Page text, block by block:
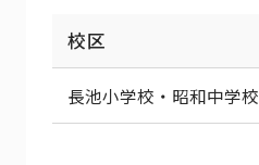
校区
長池小学校・昭和中学校